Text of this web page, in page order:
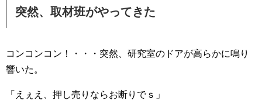
突然、取材班がやってきた
コンコンコン！・・・突然、研究室のドアが高らかに鳴り
響いた。
「えぇえ、押し売りならお断りでｓ」